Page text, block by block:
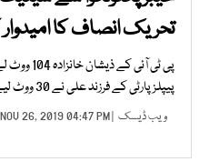
تحریک انصاف کا
پی ٹی آئی
پیپلز پارٹی کے فرزند علی نے 30 ووٹ لیے
ویب ڈیسک | NOV 26, 2019 04:47 PM |